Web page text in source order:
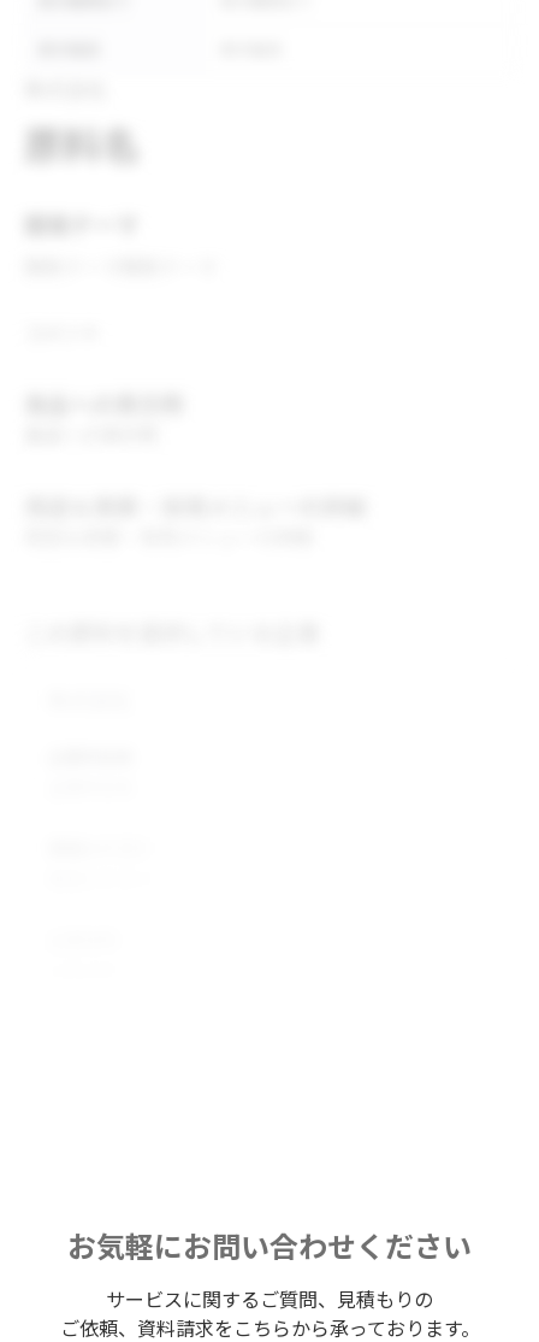
お気軽にお問い合わせください
サービスに関するご質問、見積もりの
ご依頼、資料請求をこちらから承っております。